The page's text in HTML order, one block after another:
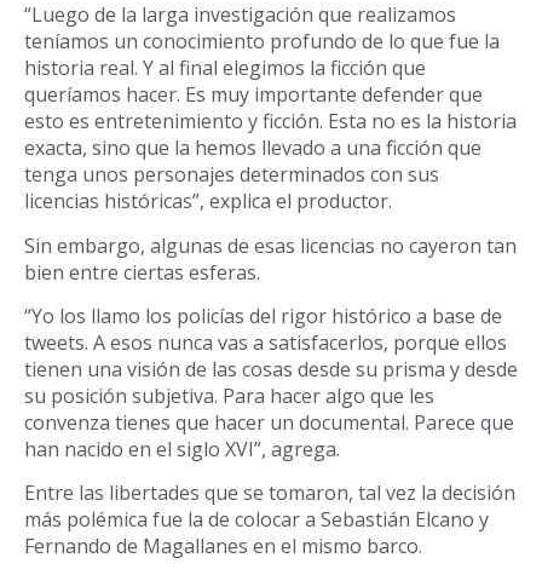
“Luego de la larga investigación que realizamos
teníamos un conocimiento profundo de lo que fue la
historia real. Y al final elegimos la ficción que
queríamos hacer. Es muy importante defender que
esto es entretenimiento y ficción. Esta no es la historia
exacta, sino que la hemos llevado a una ficción que
tenga unos personajes determinados con sus
licencias históricas”, explica el productor.
Sin embargo, algunas de esas licencias no cayeron tan
bien entre ciertas esferas.
“Yo los llamo los policías del rigor histórico a base de
tweets. A esos nunca vas a satisfacerlos, porque ellos
tienen una visión de las cosas desde su prisma y desde
su posición subjetiva. Para hacer algo que les
convenza tienes que hacer un documental. Parece que
han nacido en el siglo XVI”, agrega.
Entre las libertades que se tomaron, tal vez la decisión
más polémica fue la de colocar a Sebastián Elcano y
Fernando de Magallanes en el mismo barco.